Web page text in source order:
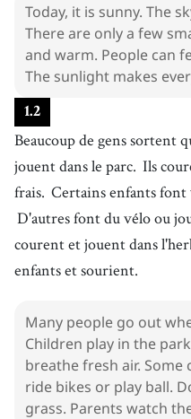
Today, it is sunny. The
There are only a few
and warm. People can
The sunlight makes
1.2
Beaucoup de gens sortent
jouent dans le parc. Ils
frais. Certains enfants font
D'autres font du vélo ou
courent et jouent dans
enfants et sourient.
Many people go out
Children play in the
breathe fresh air.
ride bikes or play ball.
grass. Parents watch